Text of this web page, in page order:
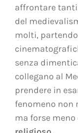
affrontare
del
molti,
senza
collegano al
prendere in
fenomeno non
ma forse